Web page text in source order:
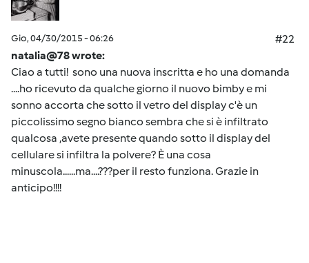
Gio, 04/30/2015 - 06:26
#22
natalia@78 wrote:
Ciao a tutti! sono una nuova inscritta e ho una domanda
....ho ricevuto da qualche giorno il nuovo bimby e mi
sonno accorta che sotto il vetro del display c'è un
piccolissimo segno bianco sembra che si è infiltrato
qualcosa ,avete presente quando sotto il display del
cellulare si infiltra la polvere? È una cosa
minuscola......ma....???per il resto funziona. Grazie in
anticipo!!!!